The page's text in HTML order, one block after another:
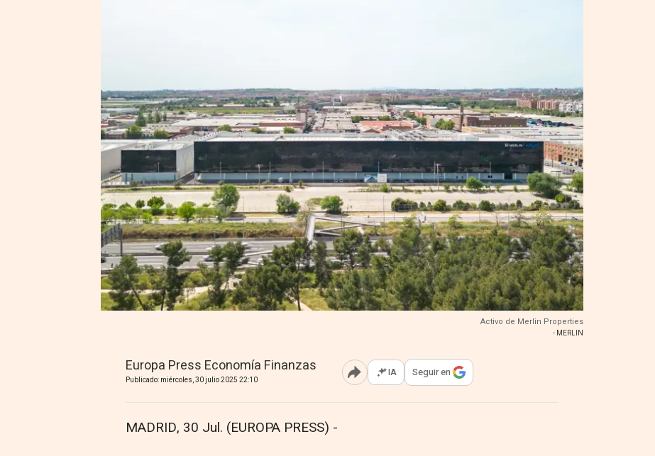
Activo de Merlin Properties
- MERLIN
Europa Press Economía Finanzas
Publicado: miércoles, 30 julio 2025 22:10 Abrir opciones para compartir
IA Seguir en
MADRID, 30 Jul. (EUROPA PRESS) -